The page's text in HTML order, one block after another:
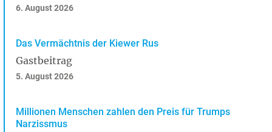
6. August 2026
Das Vermächtnis der Kiewer Rus
Gastbeitrag
5. August 2026
Millionen Menschen zahlen den Preis für Trumps
Narzissmus